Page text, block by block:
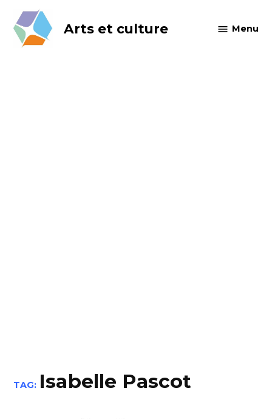
content
Arts et culture Menu
TAG: Isabelle Pascot